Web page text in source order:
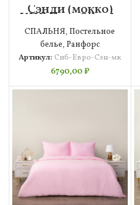
Сэнди (мокко)
КПБ Евро Siberia
СПАЛЬНЯ,Постельное
белье, Ранфорс
Артикул: Сиб-Евро-Сэн-мк
6790,00₽